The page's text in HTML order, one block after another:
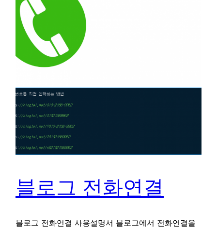
블로그 전화연결
블로그 전화연결 사용설명서 블로그에서 전화연결을